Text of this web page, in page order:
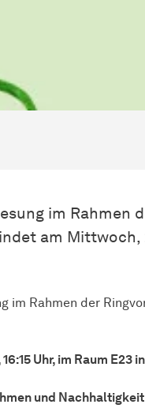
im Rahmen
am Mittwoch,
im Rahmen der
Uhr, im Raum E23
und Nachhaltigkeit